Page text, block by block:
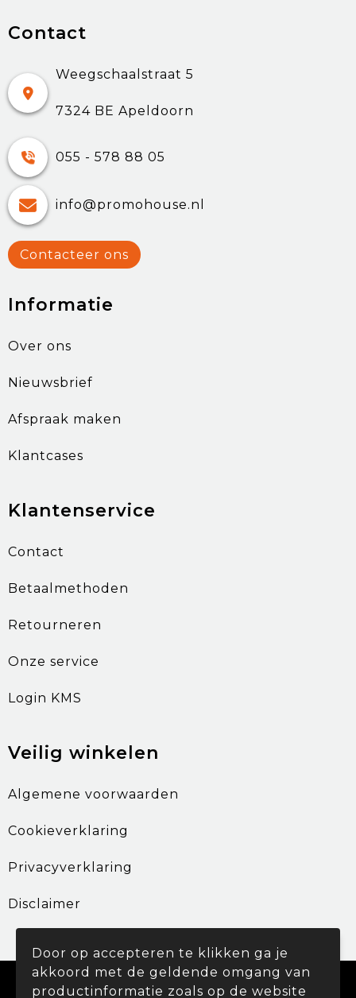
Contact
Weegschaalstraat 5
7324 BE Apeldoorn
055 - 578 88 05
info@promohouse.nl
Contacteer ons
Informatie
Over ons
Nieuwsbrief
Afspraak maken
Klantcases
Klantenservice
Contact
Betaalmethoden
Retourneren
Onze service
Login KMS
Veilig winkelen
Algemene voorwaarden
Cookieverklaring
Privacyverklaring
Disclaimer
© Copyright Promohouse 2024
Door op accepteren te klikken ga je
akkoord met de geldende omgang van
productinformatie zoals op de website